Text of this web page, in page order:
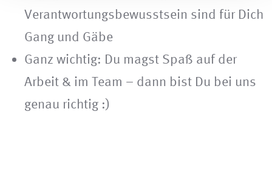
Verantwortungsbewusstsein sind für Dich
Gang und Gäbe
Ganz wichtig: Du magst Spaß auf der
Arbeit & im Team – dann bist Du bei uns
genau richtig :)